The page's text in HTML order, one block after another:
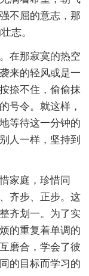
不屈的意志，那
志。
在那寂寞的热空
来的轻风或是一
捺不住，偷偷抹
号令。就这样，
等待这一分钟的
人一样，坚持到
家庭，珍惜同
齐步、正步。这
齐划一。为了实
的重复着单调的
磨合，学会了彼
的目标而学习的